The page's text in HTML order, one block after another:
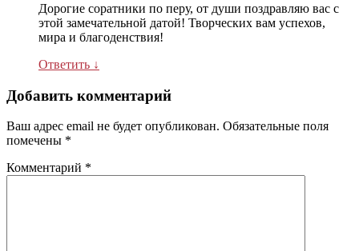
Дорогие соратники по перу, от души поздравляю вас с
этой замечательной датой! Творческих вам успехов,
мира и благоденствия!
Ответить ↓
Добавить комментарий
Ваш адрес email не будет опубликован. Обязательные поля
помечены *
Комментарий *